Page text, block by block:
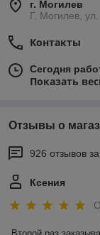
г. Могилев
Г. Могилев,
Контакты
Сегодня
Показать
Отзывы о
926 отзывов
Ксения